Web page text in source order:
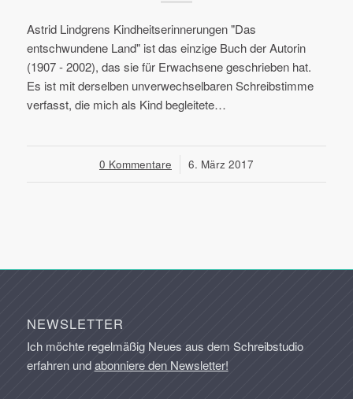
Astrid Lindgrens Kindheitserinnerungen "Das
entschwundene Land" ist das einzige Buch der Autorin
(1907 - 2002), das sie für Erwachsene geschrieben hat.
Es ist mit derselben unverwechselbaren Schreibstimme
verfasst, die mich als Kind begleitete…
0 Kommentare
/ 6. März 2017
NEWSLETTER
Ich möchte regelmäßig Neues aus dem Schreibstudio
erfahren undabonniere den Newsletter!